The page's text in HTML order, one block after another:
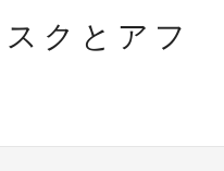
クとアフ